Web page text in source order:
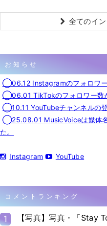
全てのイ
お知らせ
◯06.12 Instagramのフォロワー
◯06.01 TikTokのフォロワー数
◯10.11 YouTubeチャンネルの
◯25.08.01 MusicVoiceは媒体
た。
Instagram YouTube
コメントランキング
1
【写真】写真・「Stay